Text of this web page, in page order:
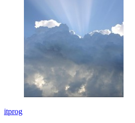
itprog